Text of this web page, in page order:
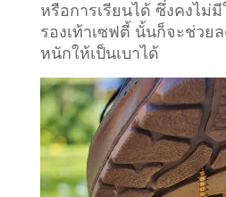
หรือการเรียนได้ ซึ่งคงไม่
รองเท้าเซฟตี้ นั้นก็จะช่วย
หนักให้เป็นเบาได้